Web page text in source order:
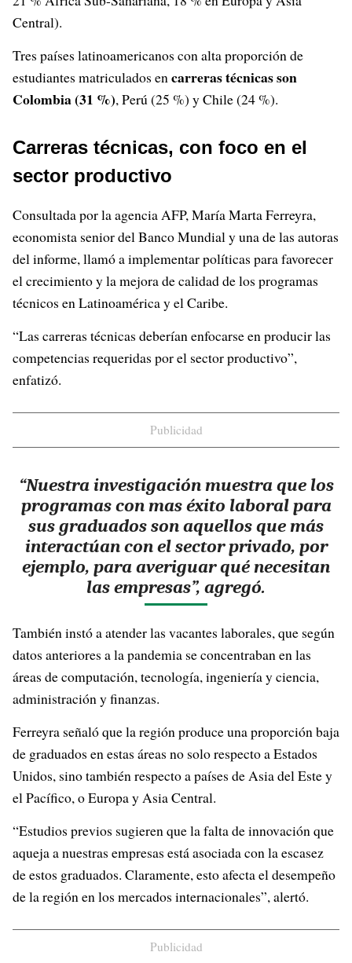
Central).
Tres países latinoamericanos con alta proporción de
estudiantes matriculados encarreras técnicas son
Colombia (31 %), Perú (25 %) y Chile (24 %).
Carreras técnicas, con foco en el
sector productivo
Consultada por la agencia AFP, María Marta Ferreyra,
economista senior del Banco Mundial y una de las autoras
del informe, llamó a implementar políticas para favorecer
el crecimiento y la mejora de calidad de los programas
técnicos en Latinoamérica y el Caribe.
“Las carreras técnicas deberían enfocarse en producir las
competencias requeridas por el sector productivo”,
enfatizó.
Publicidad
“Nuestra investigación muestra que los
programas con mas éxito laboral para
sus graduados son aquellos que más
interactúan con el sector privado, por
ejemplo, para averiguar qué necesitan
las empresas”, agregó.
También instó a atender las vacantes laborales, que según
datos anteriores a la pandemia se concentraban en las
áreas de computación, tecnología, ingeniería y ciencia,
administración y finanzas.
Ferreyra señaló que la región produce una proporción baja
de graduados en estas áreas no solo respecto a Estados
Unidos, sino también respecto a países de Asia del Este y
el Pacífico, o Europa y Asia Central.
“Estudios previos sugieren que la falta de innovación que
aqueja a nuestras empresas está asociada con la escasez
de estos graduados. Claramente, esto afecta el desempeño
de la región en los mercados internacionales”, alertó.
Publicidad